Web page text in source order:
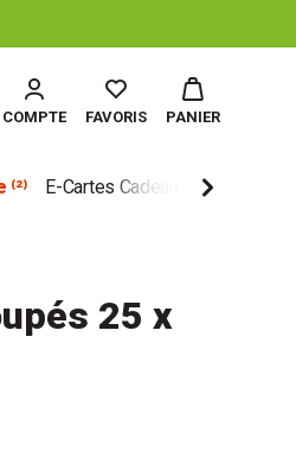
COMPTE FAVORIS PANIER
E-Cartes Cadeau Marques
25 x